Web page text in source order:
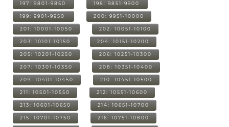
197: 9801-9850 198: 9851-9900
199: 9901-9950 200: 9951-10000
201: 10001-10050 202: 10051-10100
203: 10101-10150 204: 10151-10200
205: 10201-10250 206: 10251-10300
207: 10301-10350 208: 10351-10400
209: 10401-10450 210: 10451-10500
211: 10501-10550 212: 10551-10600
213: 10601-10650 214: 10651-10700
215: 10701-10750 216: 10751-10800